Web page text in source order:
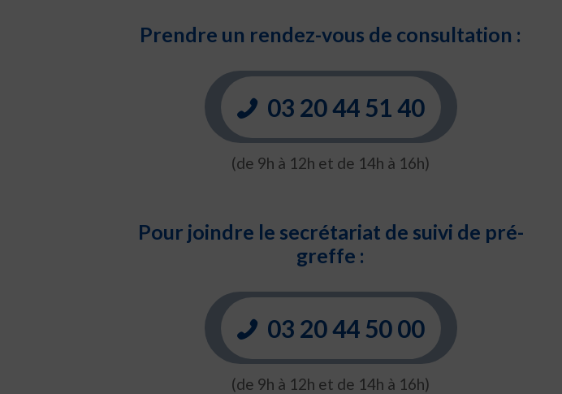
Prendre un rendez-vous de consultation :
03 20 44 51 40
(de 9h à 12h et de 14h à 16h)
Pour joindre le secrétariat de suivi de pré-
greffe :
03 20 44 50 00
(de 9h à 12h et de 14h à 16h)